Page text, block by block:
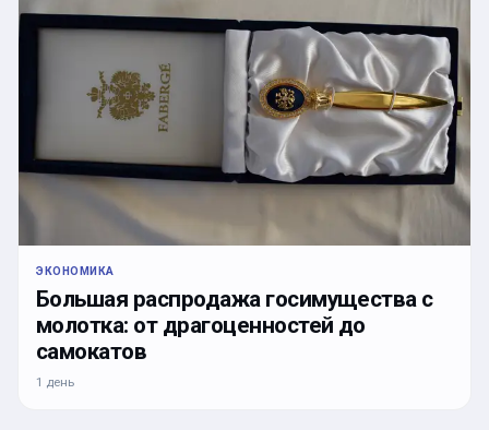
ЭКОНОМИКА
Большая распродажа госимущества с
молотка: от драгоценностей до
самокатов
1 день